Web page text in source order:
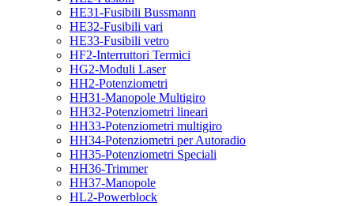
HE31-Fusibili Bussmann
HE32-Fusibili vari
HE33-Fusibili vetro
HF2-Interruttori Termici
HG2-Moduli Laser
HH2-Potenziometri
HH31-Manopole Multigiro
HH32-Potenziometri lineari
HH33-Potenziometri multigiro
HH34-Potenziometri per Autoradio
HH35-Potenziometri Speciali
HH36-Trimmer
HH37-Manopole
HL2-Powerblock